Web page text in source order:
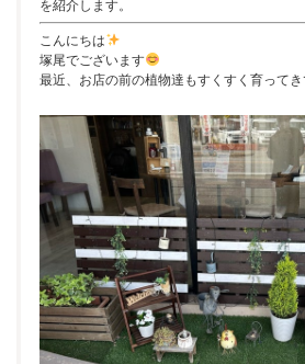
を紹介します。
こんにちは
塚尾でございます
最近、お店の前の植物達もすくすく育って